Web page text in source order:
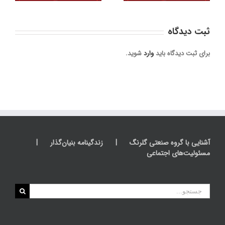
ثبت ديدگاه
برای ثبت دیدگاه باید واردشوید.
آشنایی با گروه صنعتی گلرنگ
زندگینامه بنیان‌گذار
مسئولیت‌های اجتماعی
جستجو
برای: